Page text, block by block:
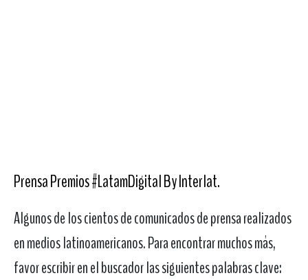
Prensa Premios #LatamDigital By Interlat.
Algunos de los cientos de comunicados de prensa realizados
en medios latinoamericanos. Para encontrar muchos más,
favor escribir en el buscador las siguientes palabras clave: